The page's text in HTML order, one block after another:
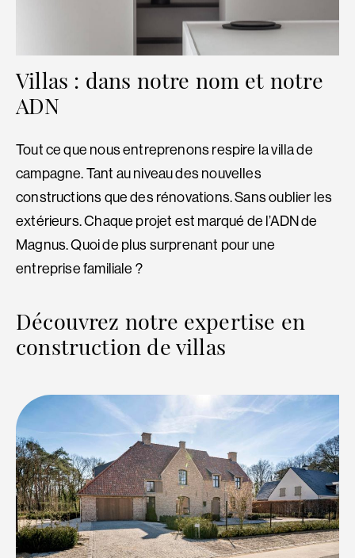
Villas : dans notre nom et notre
ADN
Tout ce que nous entreprenons respire la villa de
campagne. Tant au niveau des nouvelles
constructions que des rénovations. Sans oublier les
extérieurs. Chaque projet est marqué de l’ADN de
Magnus. Quoi de plus surprenant pour une
entreprise familiale ?
Découvrez notre expertise en
construction de villas